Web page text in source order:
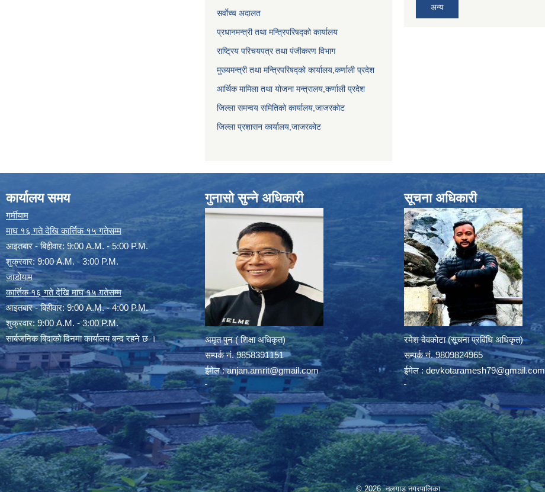
सर्वाेच्च अदालत
प्रधानमन्त्री तथा मन्त्रिपरिषद्को कार्यालय
राष्ट्रिय परिचयपत्र तथा पंजीकरण विभाग
मुख्यमन्त्री तथा मन्त्रिपरिषद्को कार्यालय,कर्णाली प्रदेश
आर्थिक मामिला तथा योजना मन्त्रालय,कर्णाली प्रदेश
जिल्ला समन्वय समितिको कार्यालय,जाजरकाेट
जिल्ला प्रशासन कार्यालय,जाजरकोट
अन्य
कार्यालय समय
गर्मीयाम
माघ १६ गते देखि कार्त्तिक १५ गतेसम्म
आइतबार - बिहीवार: 9:00 A.M. - 5:00 P.M.
शुक्रवार: 9:00 A.M. - 3:00 P.M.
जाडोयाम
कार्त्तिक १६ गते देखि माघ १५ गतेसम्म
आइतबार - बिहीवार: 9:00 A.M. - 4:00 P.M.
शुक्रवार: 9:00 A.M. - 3:00 P.M.
सार्बजनिक बिदाको दिनमा कार्यालय बन्द रहने छ ।
गुनासो सुन्ने अधिकारी
अमृत पुन ( शिक्षा अधिकृत)
सम्पर्क न‌ं. 9858391151
ईमेल :anjan.amrit@gmail.com
सूचना अधिकारी
रमेश देवकोटा (सूचना प्रविधि अधिकृत)
सम्पर्क न‌ं. 9809824965
ईमेल :devkotaramesh79@gmail.com
© 2026 नलगाड नगरपालिका